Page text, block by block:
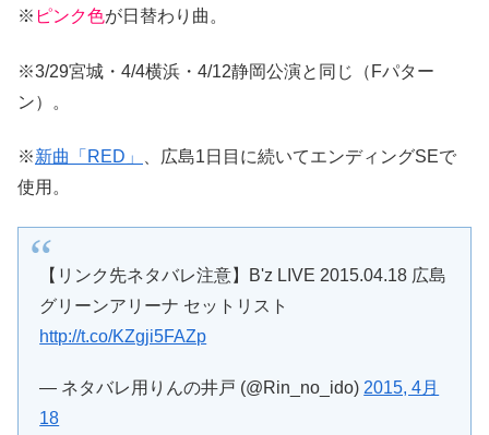
※ ピンク色が日替わり曲。
※3/29宮城・4/4横浜・4/12静岡公演と同じ（Fパター
ン）。
※新曲「RED」
、広島1日目に続いてエンディングSEで
使用。
【リンク先ネタバレ注意】B'z LIVE 2015.04.18 広島
グリーンアリーナ セットリスト
http://t.co/KZgji5FAZp
— ネタバレ用りんの井戸 (@Rin_no_ido) 2015, 4月
18